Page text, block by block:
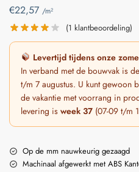
€22,57 /m²
(1 klantbeoordeling)
Levertijd tijdens onze
In verband met de bouwvak is
t/m 7 augustus. U kunt gewoon
de vakantie met voorrang in
levering is week 37 (07-09 t/m
Op de mm nauwkeurig gezaagd
Machinaal afgewerkt met ABS